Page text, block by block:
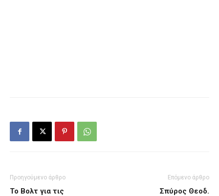
Προηγούμενο άρθρο
Το Βολτ για τις
Επόμενο άρθρο
Σπύρος Θεοδ.